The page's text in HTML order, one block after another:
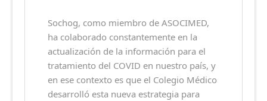
Sochog, como miembro de ASOCIMED,
ha colaborado constantemente en la
actualización de la información para el
tratamiento del COVID en nuestro país, y
en ese contexto es que el Colegio Médico
desarrolló esta nueva estrategia para